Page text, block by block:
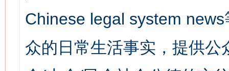
Chinese legal system
众的日常生活事实，提供